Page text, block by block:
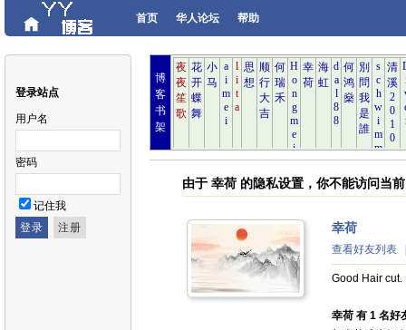
首页 华人论坛 帮助
登录站点
用户名
密码
记住我
博
客
书
架
由于 幸荷 的隐私设置，你不能访问当
幸荷
查看好友列表
Good Hair cut.
幸荷 有 1 名好